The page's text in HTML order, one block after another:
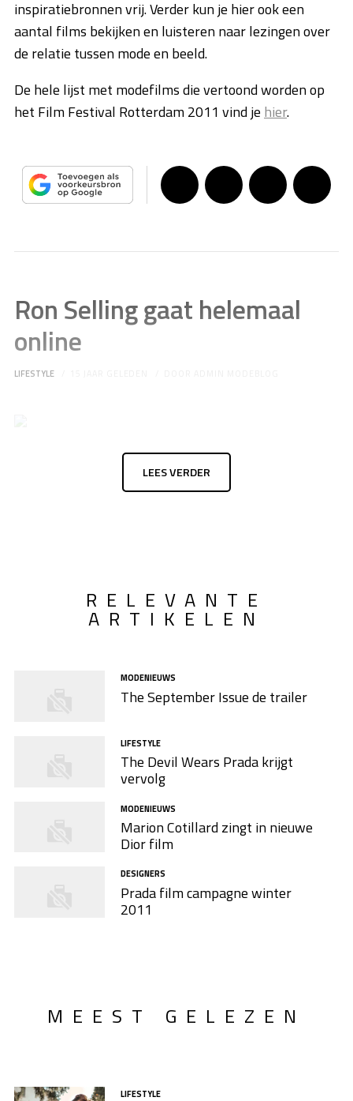
inspiratiebronnen vrij. Verder kun je hier ook een
aantal films bekijken en luisteren naar lezingen over
de relatie tussen mode en beeld.
De hele lijst met modefilms die vertoond worden op
het Film Festival Rotterdam 2011 vind je hier.
Ron Selling gaat helemaal
online
LIFESTYLE
LEES VERDER
RELEVANTE
ARTIKELEN
MODENIEUWS
The September Issue de trailer
LIFESTYLE
The Devil Wears Prada krijgt
vervolg
MODENIEUWS
Marion Cotillard zingt in nieuwe
Dior film
DESIGNERS
Prada film campagne winter
2011
MEEST GELEZEN
LIFESTYLE